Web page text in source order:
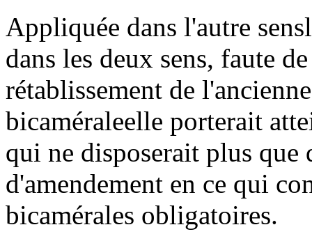
Appliquée dans l'autre
dans les deux sens, faute
rétablissement de
bicaméraleelle porterait
qui ne disposerait plus
d'amendement en ce qui
bicamérales obligatoires.